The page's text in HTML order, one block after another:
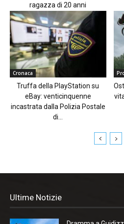
ragazza di 20 anni
Cronaca
Truffa della PlayStation su
eBay: venticinquenne
incastrata dalla Polizia Postale
di...
Ultime Notizie